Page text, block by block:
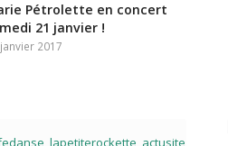
Pétrolette en concert
21 janvier !
2017